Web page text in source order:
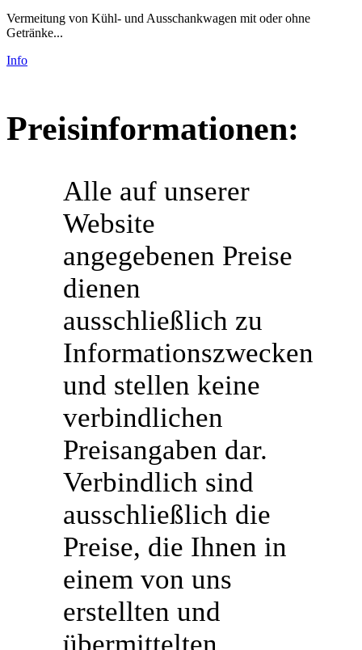
Vermeitung von Kühl- und Ausschankwagen mit oder ohne
Getränke...
Info
Preisinformationen:
Alle auf unserer
Website
angegebenen Preise
dienen
ausschließlich zu
Informationszwecken
und stellen keine
verbindlichen
Preisangaben dar.
Verbindlich sind
ausschließlich die
Preise, die Ihnen in
einem von uns
erstellten und